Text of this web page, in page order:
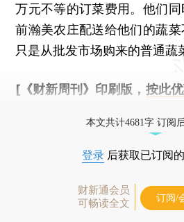
万元不等的订菜费用。他们
前瀚美农庄配送给他们的蔬菜
只是从批发市场购来的普通蔬
[《财新周刊》印刷版， 按此
本文共计4681字 订阅
登录 后获取已订阅
财新通会员
可畅读全文
订阅/